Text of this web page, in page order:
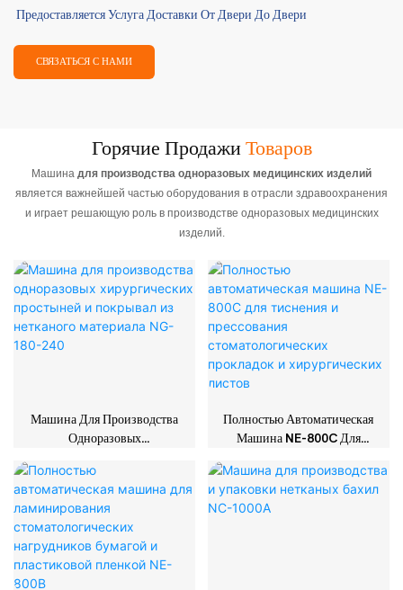
Предоставляется Услуга Доставки От Двери До Двери
СВЯЗАТЬСЯ С НАМИ
Горячие ПродажиТоваров
Машина для производства одноразовых медицинских изделий
является важнейшей частью оборудования в отрасли здравоохранения
и играет решающую роль в производстве одноразовых медицинских
изделий.
Машина Для Производства
Одноразовых
И Покрывал Из Нетканого
Материала NG-180-240
Полностью Автоматическая
Машина NE-800C Для
Стоматологических
Прокладок И
Хирургических Листов